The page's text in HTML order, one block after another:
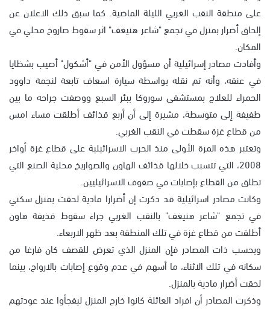
على منطقة النقب الغربي الليلة الماضية. كما سبق ذلك الاعلان عن
إلحاق أضرار بمنزل في تجمع "شاعر هنيغف" اثر سقوط صاروخ محلي في
المكان.
وأفادت مصادر إسرائيلية أن مسؤول الأمن في "أشكول" أصيب بشظايا
في عنقه، وأنه تم نقله بواسطة سيارة اسعاف تابعة لنجمة داوود
الحمراء للعلاج بمستشفى سوروكا ببئر السبع ووصفت جراحه ما بين
طفيفة إلى متوسطة، مشيرة إلى أن أربع قذائف أطلقت مساء امس
من قطاع غزة سقطت في النقب الغربي.
وتعتبر هذه المرة الأولى منذ الحرب الاسرائيلية على قطاع غزة أواخر
2008، التي تتسبب خلالها قذائف الهاون والصواريخ محلية الصنع التي
تطلق من القطاع بإصابات في صفوف الاسرائيليين.
وكانت مصادر اسرائيلية قد ذكرت إن أضرارا مادية لحقت بمنزل سكني
في تجمع "شاعر هنيغف" بالنقب الغربي جراء سقوط قذيفة هاون
أطلقت من قطاع غزة في تلك المنطقة بعد ظهر الاربعاء.
وبحسب ذات المصادر فإن المنزل الذي تعرض للقصف كان فارغا من
سكانه في تلك الاثناء، ما أسهم في عدم وقوع إصابات بالارواح، بينما
لحقت أضرار مادية بالمنزل.
وذكرت المصادر أن افراد العائلة كانوا خارج المنزل ليفجأوا عند عودتهم